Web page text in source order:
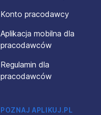
Konto pracodawcy
Aplikacja mobilna dla
pracodawców
Regulamin dla
pracodawców
POZNAJ APLIKUJ.PL